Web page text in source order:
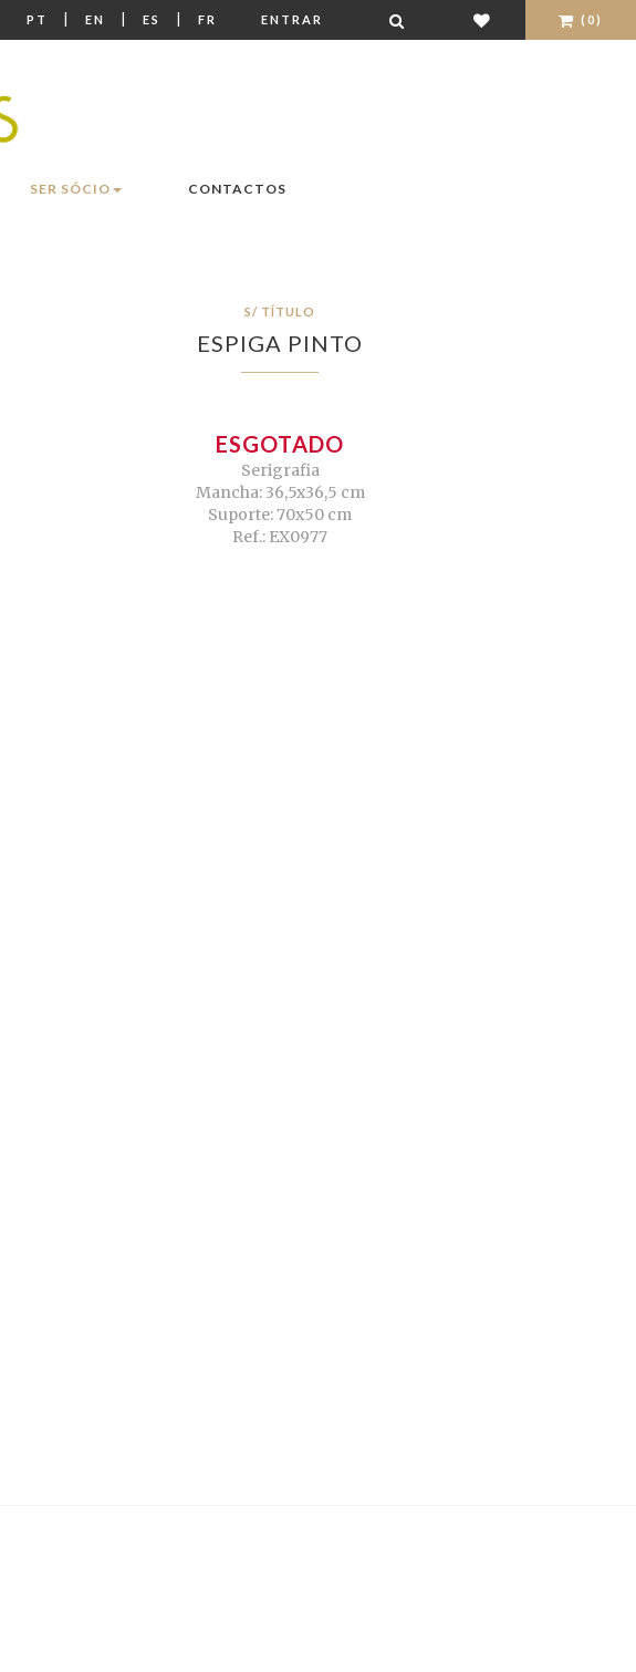
PT | EN | ES | FR ENTRAR (0)
SER SÓCIO CONTACTOS
S/ TÍTULO
ESPIGA PINTO
ESGOTADO
Serigrafia
Mancha: 36,5x36,5 cm
Suporte: 70x50 cm
Ref.: EX0977